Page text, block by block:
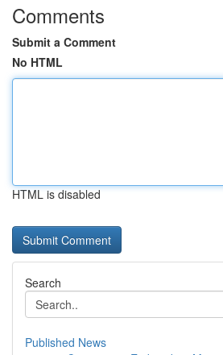
Comments
Submit a Comment
No HTML
HTML is disabled
Search
Published News